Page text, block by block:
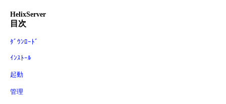
HelixServer
目次
ﾀﾞｳﾝﾛｰﾄﾞ
ｲﾝｽﾄｰﾙ
起動
管理